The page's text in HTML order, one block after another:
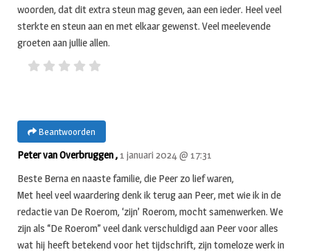
woorden, dat dit extra steun mag geven, aan een ieder. Heel veel
sterkte en steun aan en met elkaar gewenst. Veel meelevende
groeten aan jullie allen.
Beantwoorden
Peter van Overbruggen , 1 januari 2024 @ 17:31
Beste Berna en naaste familie, die Peer zo lief waren,
Met heel veel waardering denk ik terug aan Peer, met wie ik in de
redactie van De Roerom, ‘zijn’ Roerom, mocht samenwerken. We
zijn als “De Roerom” veel dank verschuldigd aan Peer voor alles
wat hij heeft betekend voor het tijdschrift, zijn tomeloze werk in